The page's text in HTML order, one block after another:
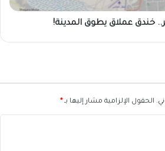
خندق عملاق يطوق المدينة!
الحقول الإلزامية مشار إليها بـ*